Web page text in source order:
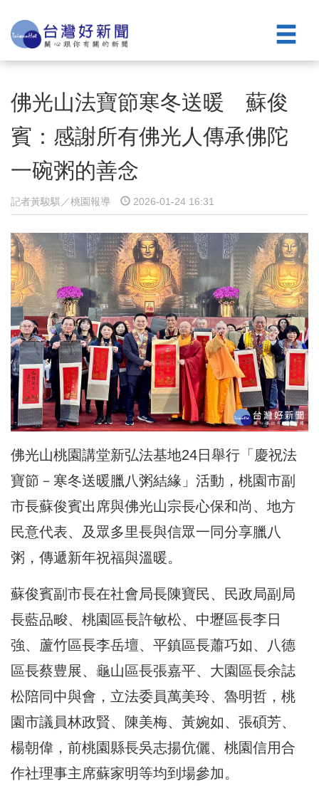
佛光山法寶節寒冬送暖 蘇俊
賓：感謝所有佛光人傳承佛陀
一碗粥的善念
記者黃駿騏／桃園報導 2026-01-24 16:31
佛光山桃園講堂新弘法基地24日舉行「慶祝法
寶節－寒冬送暖臘八粥結緣」活動，桃園市副
市長蘇俊賓出席與佛光山宗長心保和尚、地方
民意代表、及眾多里長與信眾一同分享臘八
粥，傳遞新年祝福與溫暖。
蘇俊賓副市長在社會局長陳寶民、民政局副局
長藍品畯、桃園區長許敏松、中壢區長李日
強、蘆竹區長李岳壇、平鎮區長蕭巧如、八德
區長蔡豊展、龜山區長張嘉平、大園區長余誌
松陪同中與會，立法委員萬美玲、魯明哲，桃
園市議員林政賢、陳美梅、黃婉如、張碩芳、
楊朝偉，前桃園縣長吳志揚伉儷、桃園信用合
作社理事主席蘇家明等均到場參加。